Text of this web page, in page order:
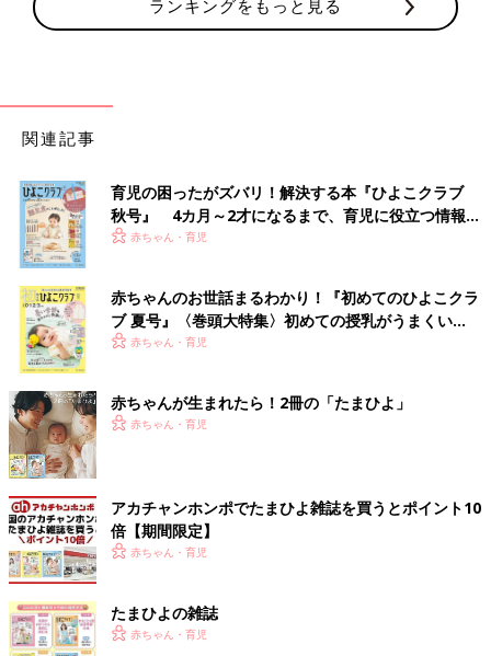
ランキングをもっと見る
関連記事
育児の困ったがズバリ！解決する本『ひよこクラブ
秋号』 4カ月～2才になるまで、育児に役立つ情報が
いっぱい！
赤ちゃん・育児
赤ちゃんのお世話まるわかり！『初めてのひよこクラ
ブ 夏号』〈巻頭大特集〉初めての授乳がうまくい
く！ おっぱい・ミルクの基本と夏のトラブル 解決テ
赤ちゃん・育児
赤ちゃんが生まれたら！2冊の「たまひよ」
赤ちゃん・育児
アカチャンホンポでたまひよ雑誌を買うとポイント10
倍【期間限定】
赤ちゃん・育児
たまひよの雑誌
赤ちゃん・育児